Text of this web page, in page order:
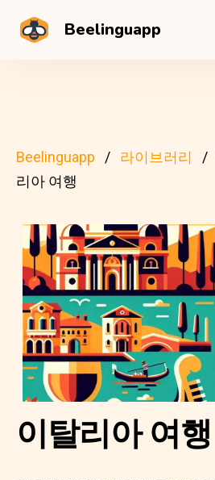
Beelinguapp
Beelinguapp 라이브러리
리아 여행
이탈리아 여행